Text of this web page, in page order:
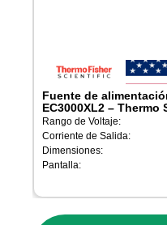
Fuente de
EC3000XL2 – Thermo
Rango de Voltaje:
Corriente de Salida:
Dimensiones:
Pantalla: